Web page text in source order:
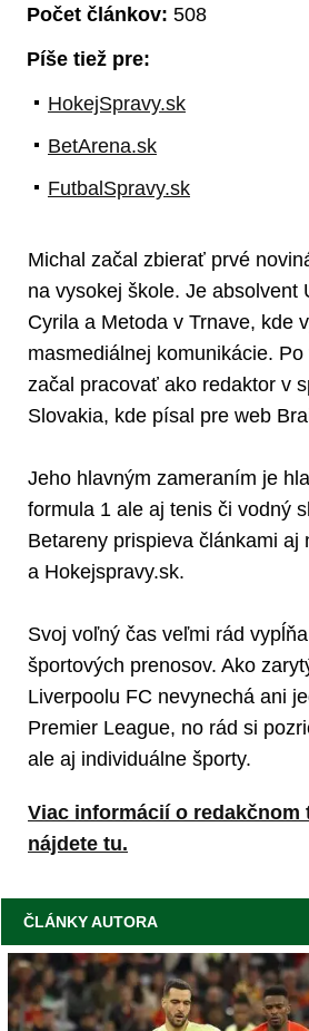
Počet článkov: 508
Píše tiež pre:
HokejSpravy.sk
BetArena.sk
FutbalSpravy.sk
Michal začal zbierať prvé
na vysokej škole. Je absolvent
Cyrila a Metoda v Trnave, kde
masmediálnej komunikácie.
začal pracovať ako redaktor v
Slovakia, kde písal pre web
Jeho hlavným zameraním je
formula 1 ale aj tenis či vodný
Betareny prispieva článkami aj
a Hokejspravy.sk.
Svoj voľný čas veľmi rád
športových prenosov. Ako
Liverpoolu FC nevynechá ani
Premier League, no rád si
ale aj individuálne športy.
Viac informácií o redakčnom
nájdete tu.
ČLÁNKY AUTORA